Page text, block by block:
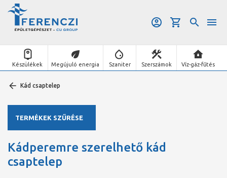
Készülékek Megújuló energia Szaniter Szerszámok Víz-gáz-fűtés
Kád csaptelep
Kádperemre szerelhető kád
csaptelep
TERMÉKEK SZŰRÉSE